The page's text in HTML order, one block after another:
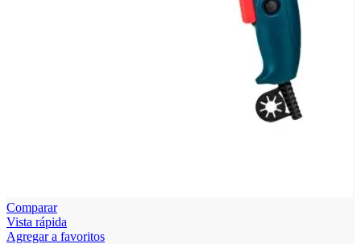
Comparar
Vista rápida
Agregar a favoritos